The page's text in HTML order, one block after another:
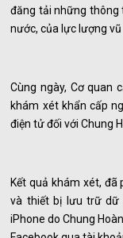
đăng tải những thông
nước, của lực lượng vũ
Cùng ngày, Cơ quan
khám xét khẩn cấp
điện tử đối với Chung
Kết quả khám xét,
và thiết bị lưu trữ dữ
iPhone do Chung